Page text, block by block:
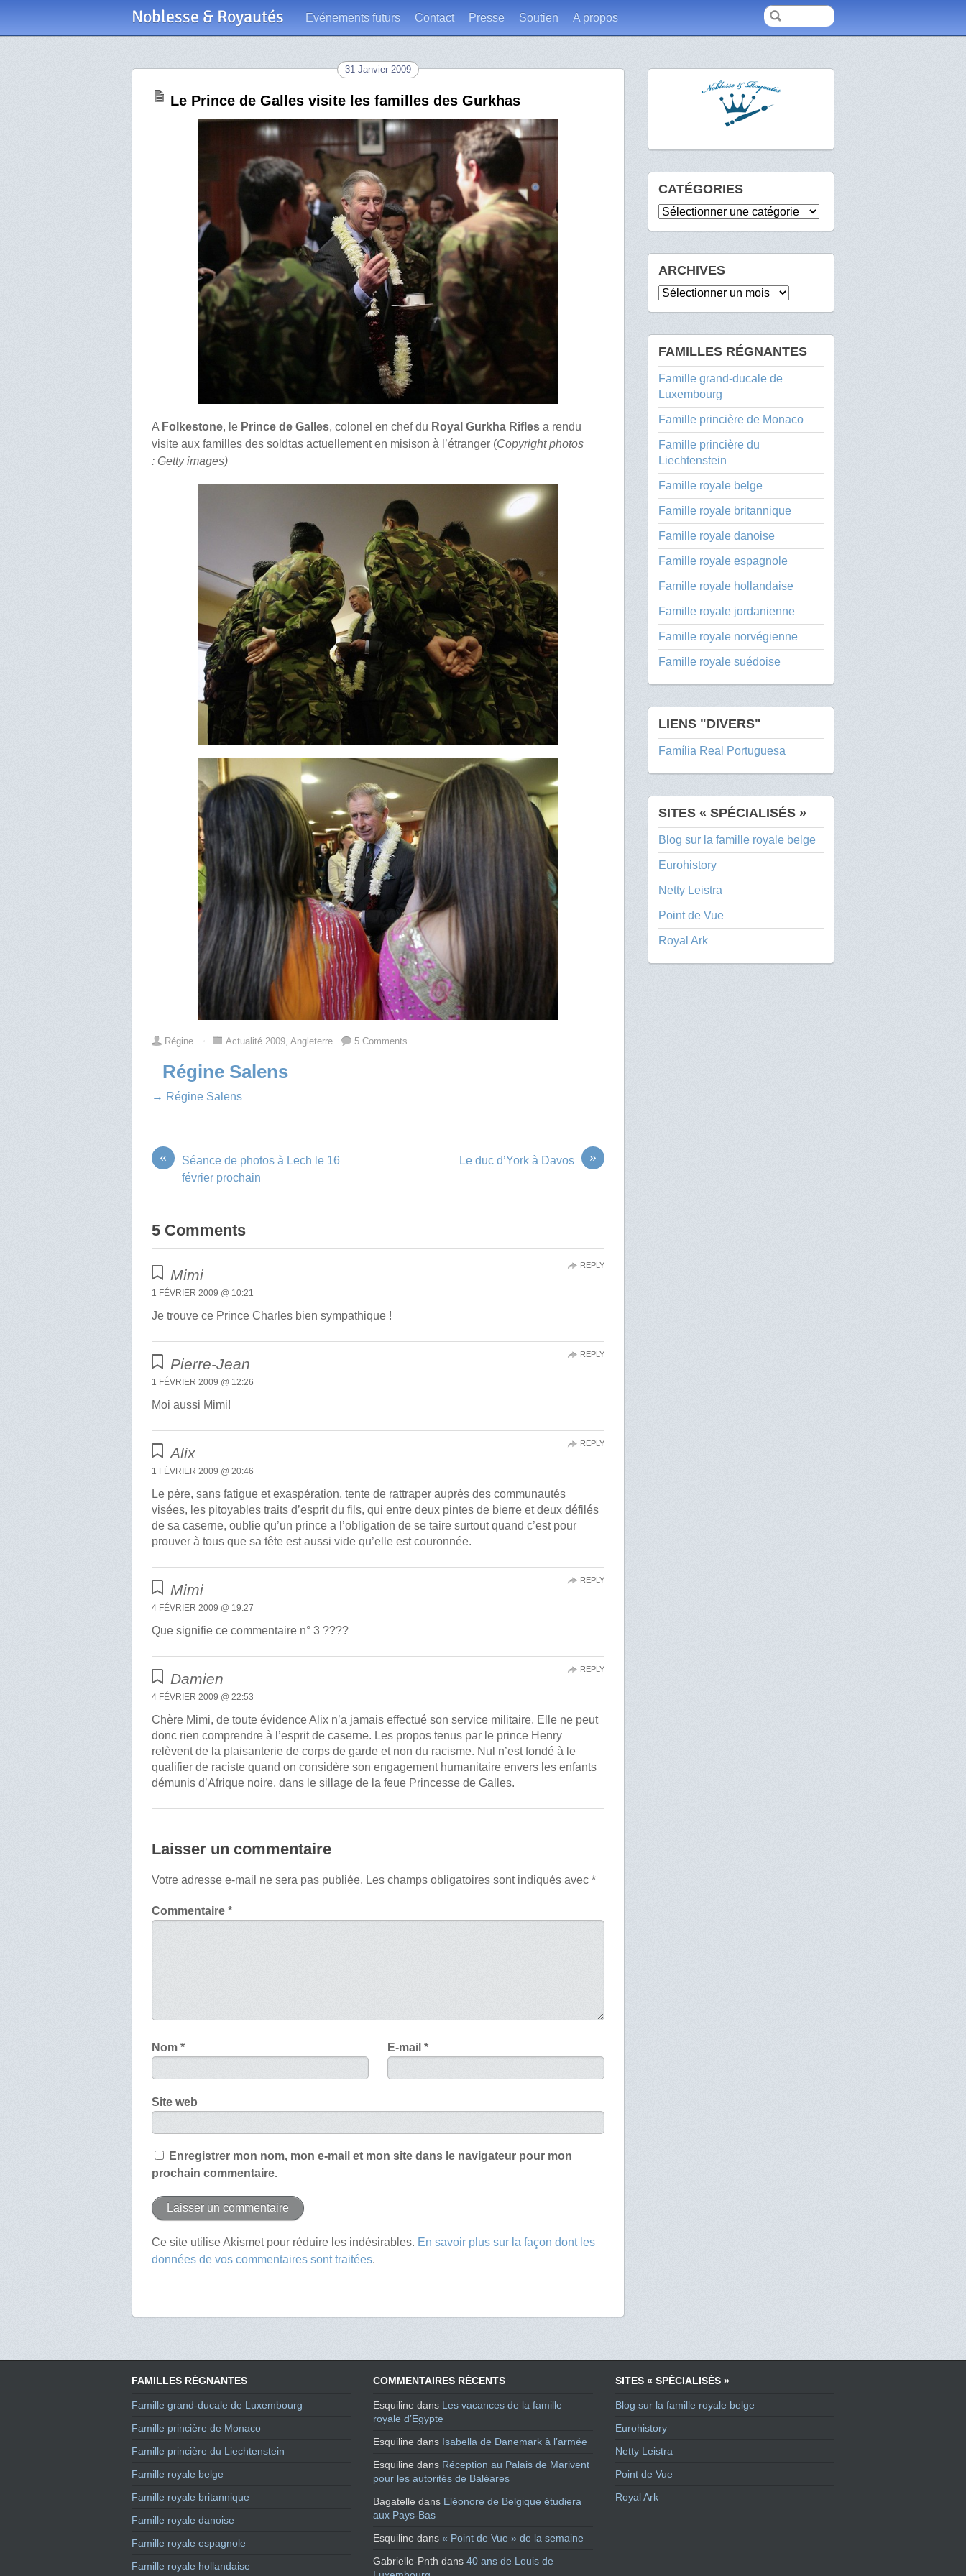
Noblesse & Royautés Evénements futurs Contact Presse Soutien A propos
31 Janvier 2009
Le Prince de Galles visite les familles des Gurkhas
A Folkestone, le Prince de Galles, colonel en chef du Royal Gurkha Rifles a rendu
visite aux familles des soldtas actuellement en misison à l’étranger (Copyright photos
: Getty images)
Régine ⋅ Actualité 2009,Angleterre 5 Comments
Régine Salens
→ Régine Salens
«
Séance de photos à Lech le 16
février prochain
»
Le duc d’York à Davos
5 Comments
Mimi
1 FÉVRIER 2009 @ 10:21
Je trouve ce Prince Charles bien sympathique !
REPLY
Pierre-Jean
1 FÉVRIER 2009 @ 12:26
Moi aussi Mimi!
REPLY
Alix
1 FÉVRIER 2009 @ 20:46
Le père, sans fatigue et exaspération, tente de rattraper auprès des communautés
visées, les pitoyables traits d’esprit du fils, qui entre deux pintes de bierre et deux défilés
de sa caserne, oublie qu’un prince a l’obligation de se taire surtout quand c’est pour
prouver à tous que sa tête est aussi vide qu’elle est couronnée.
REPLY
Mimi
4 FÉVRIER 2009 @ 19:27
Que signifie ce commentaire n° 3 ????
REPLY
Damien
4 FÉVRIER 2009 @ 22:53
Chère Mimi, de toute évidence Alix n’a jamais effectué son service militaire. Elle ne peut
donc rien comprendre à l’esprit de caserne. Les propos tenus par le prince Henry
relèvent de la plaisanterie de corps de garde et non du racisme. Nul n’est fondé à le
qualifier de raciste quand on considère son engagement humanitaire envers les enfants
démunis d’Afrique noire, dans le sillage de la feue Princesse de Galles.
REPLY
Laisser un commentaire
Votre adresse e-mail ne sera pas publiée. Les champs obligatoires sont indiqués avec*
Commentaire*
Nom* E-mail *
Site web
Enregistrer mon nom, mon e-mail et mon site dans le navigateur pour mon
prochain commentaire.
Ce site utilise Akismet pour réduire les indésirables. En savoir plus sur la façon dont les
données de vos commentaires sont traitées.
CATÉGORIES
Catégories
ARCHIVES
Archives
FAMILLES RÉGNANTES
Famille grand-ducale de
Luxembourg
Famille princière de Monaco
Famille princière du
Liechtenstein
Famille royale belge
Famille royale britannique
Famille royale danoise
Famille royale espagnole
Famille royale hollandaise
Famille royale jordanienne
Famille royale norvégienne
Famille royale suédoise
LIENS "DIVERS"
Família Real Portuguesa
SITES « SPÉCIALISÉS »
Blog sur la famille royale belge
Eurohistory
Netty Leistra
Point de Vue
Royal Ark
FAMILLES RÉGNANTES
Famille grand-ducale de Luxembourg
Famille princière de Monaco
Famille princière du Liechtenstein
Famille royale belge
Famille royale britannique
Famille royale danoise
Famille royale espagnole
Famille royale hollandaise
COMMENTAIRES RÉCENTS
Esquiline dans Les vacances de la famille
royale d’Egypte
Esquiline dans Isabella de Danemark à l’armée
Esquiline dans Réception au Palais de Marivent
pour les autorités de Baléares
Bagatelle dans Eléonore de Belgique étudiera
aux Pays-Bas
Esquiline dans« Point de Vue » de la semaine
Gabrielle-Pnth dans40 ans de Louis de
SITES « SPÉCIALISÉS »
Blog sur la famille royale belge
Eurohistory
Netty Leistra
Point de Vue
Royal Ark